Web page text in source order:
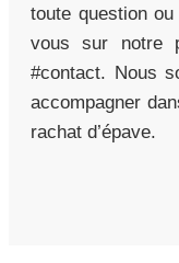
toute question
vous sur notre
#contact. Nous
accompagner
rachat d’épave.